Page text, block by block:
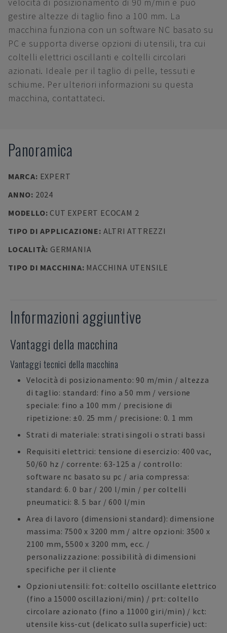
gestire altezze di taglio fino a 100 mm. La
macchina funziona con un software NC basato su
PC e supporta diverse opzioni di utensili, tra cui
coltelli elettrici oscillanti e coltelli circolari
azionati. Ideale per il taglio di pelle, tessuti e
schiume. Per ulteriori informazioni su questa
macchina, contattateci.
Panoramica
MARCA: EXPERT
ANNO: 2024
MODELLO: CUT EXPERT ECOCAM 2
TIPO DI APPLICAZIONE: ALTRI ATTREZZI
LOCALITÀ: GERMANIA
TIPO DI MACCHINA: MACCHINA UTENSILE
Informazioni aggiuntive
Vantaggi della macchina
Vantaggi tecnici della macchina
Velocità di posizionamento: 90 m/min / altezza
di taglio: standard: fino a 50 mm / versione
speciale: fino a 100 mm / precisione di
ripetizione: ±0. 25 mm / precisione: 0. 1 mm
Strati di materiale: strati singoli o strati bassi
Requisiti elettrici: tensione di esercizio: 400 vac,
50/60 hz / corrente: 63-125 a / controllo:
software nc basato su pc / aria compressa:
standard: 6. 0 bar / 200 l/min / per coltelli
pneumatici: 8. 5 bar / 600 l/min
Area di lavoro (dimensioni standard): dimensione
massima: 7500 x 3200 mm / altre opzioni: 3500 x
2100 mm, 5500 x 3200 mm, ecc. /
personalizzazione: possibilità di dimensioni
specifiche per il cliente
Opzioni utensili: fot: coltello oscillante elettrico
(fino a 15000 oscillazioni/min) / prt: coltello
circolare azionato (fino a 11000 giri/min) / kct:
utensile kiss-cut (delicato sulla superficie) uct: